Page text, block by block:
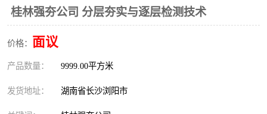
桂林强夯公司 分层夯实与逐层检测技术
价格： 面议
产品数量： 9999.00平方米
发货地址： 湖南省长沙浏阳市